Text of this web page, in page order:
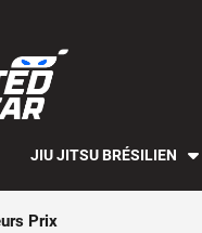
JIU JITSU BRÉSILIEN
Prix